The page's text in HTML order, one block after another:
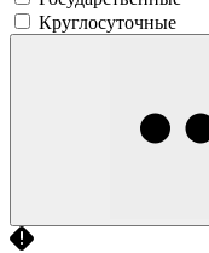
Круглосуточные